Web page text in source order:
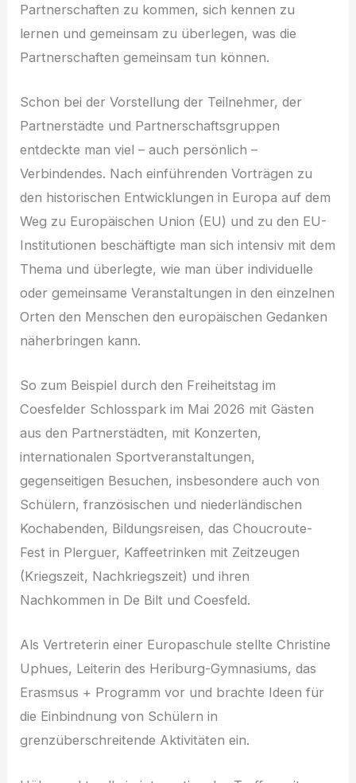
Partnerschaften zu kommen, sich kennen zu
lernen und gemeinsam zu überlegen, was die
Partnerschaften gemeinsam tun können.
Schon bei der Vorstellung der Teilnehmer, der
Partnerstädte und Partnerschaftsgruppen
entdeckte man viel – auch persönlich –
Verbindendes. Nach einführenden Vorträgen zu
den historischen Entwicklungen in Europa auf dem
Weg zu Europäischen Union (EU) und zu den EU-
Institutionen beschäftigte man sich intensiv mit dem
Thema und überlegte, wie man über individuelle
oder gemeinsame Veranstaltungen in den einzelnen
Orten den Menschen den europäischen Gedanken
näherbringen kann.
So zum Beispiel durch den Freiheitstag im
Coesfelder Schlosspark im Mai 2026 mit Gästen
aus den Partnerstädten, mit Konzerten,
internationalen Sportveranstaltungen,
gegenseitigen Besuchen, insbesondere auch von
Schülern, französischen und niederländischen
Kochabenden, Bildungsreisen, das Choucroute-
Fest in Plerguer, Kaffeetrinken mit Zeitzeugen
(Kriegszeit, Nachkriegszeit) und ihren
Nachkommen in De Bilt und Coesfeld.
Als Vertreterin einer Europaschule stellte Christine
Uphues, Leiterin des Heriburg-Gymnasiums, das
Erasmsus + Programm vor und brachte Ideen für
die Einbindnung von Schülern in
grenzüberschreitende Aktivitäten ein.